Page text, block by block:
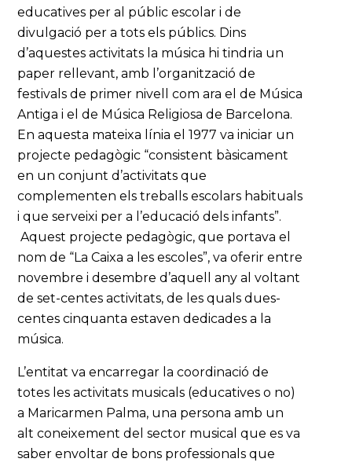
educatives per al públic escolar i de
divulgació per a tots els públics. Dins
d’aquestes activitats la música hi tindria un
paper rellevant, amb l’organització de
festivals de primer nivell com ara el de Música
Antiga i el de Música Religiosa de Barcelona.
En aquesta mateixa línia el 1977 va iniciar un
projecte pedagògic “consistent bàsicament
en un conjunt d’activitats que
complementen els treballs escolars habituals
i que serveixi per a l’educació dels infants”.
Aquest projecte pedagògic, que portava el
nom de “La Caixa a les escoles”, va oferir entre
novembre i desembre d’aquell any al voltant
de set-centes activitats, de les quals dues-
centes cinquanta estaven dedicades a la
música.
L’entitat va encarregar la coordinació de
totes les activitats musicals (educatives o no)
a Maricarmen Palma, una persona amb un
alt coneixement del sector musical que es va
saber envoltar de bons professionals que